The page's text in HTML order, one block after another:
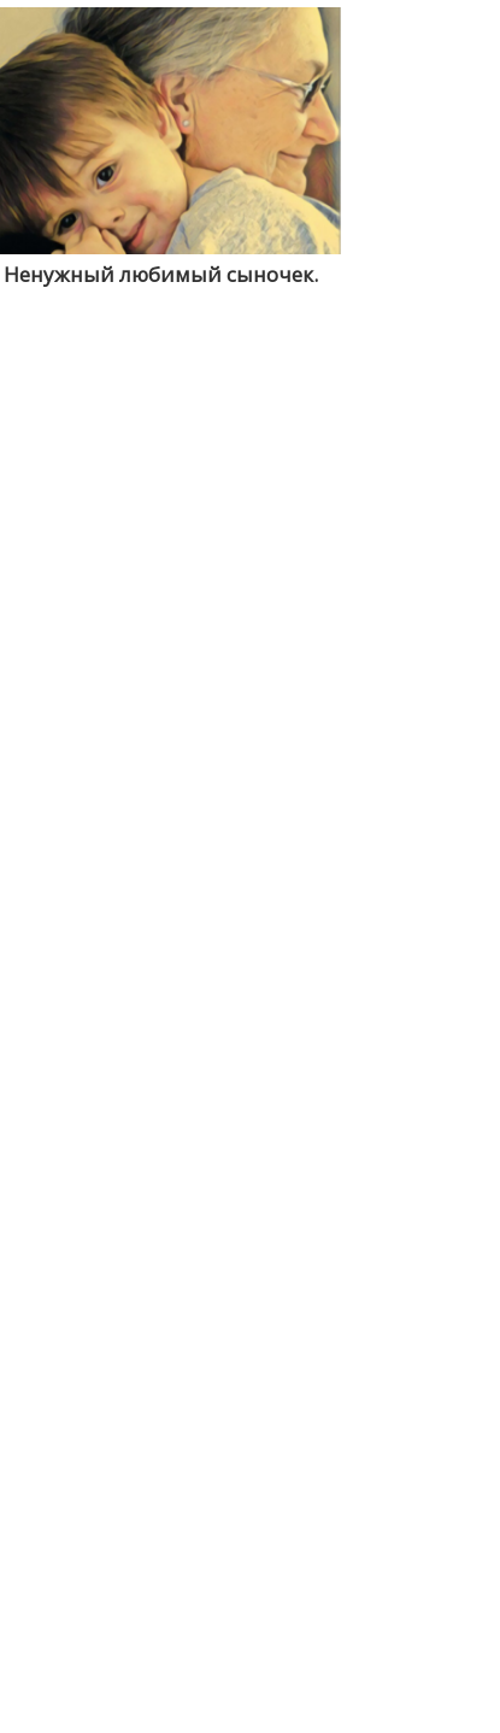
Ненужный любимый сыночек.